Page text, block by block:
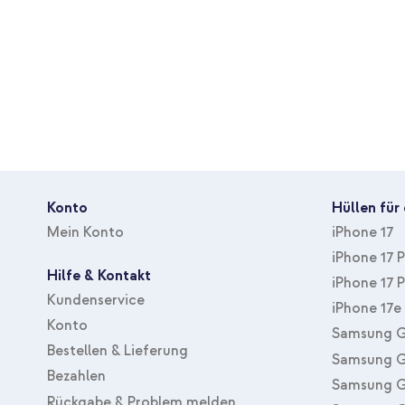
Konto
Mein Konto
Hilfe & Kontakt
Kundenservice
Konto
Bestellen & Lieferung
Bezahlen
Hüllen für
iPhone 17
iPhone 17
iPhone 17
iPhone 17e
Samsung
Samsung
Samsung